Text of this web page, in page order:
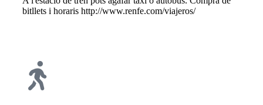
bitllets i horaris http://www.renfe.com/viajeros/